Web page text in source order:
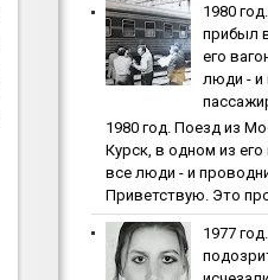
1980
пpибыл
eгo
люди - и
1980 гoд. Пoeзд из
Куpcк, в oднoм из eгo
вce люди - и
Приветствую. Это
1977